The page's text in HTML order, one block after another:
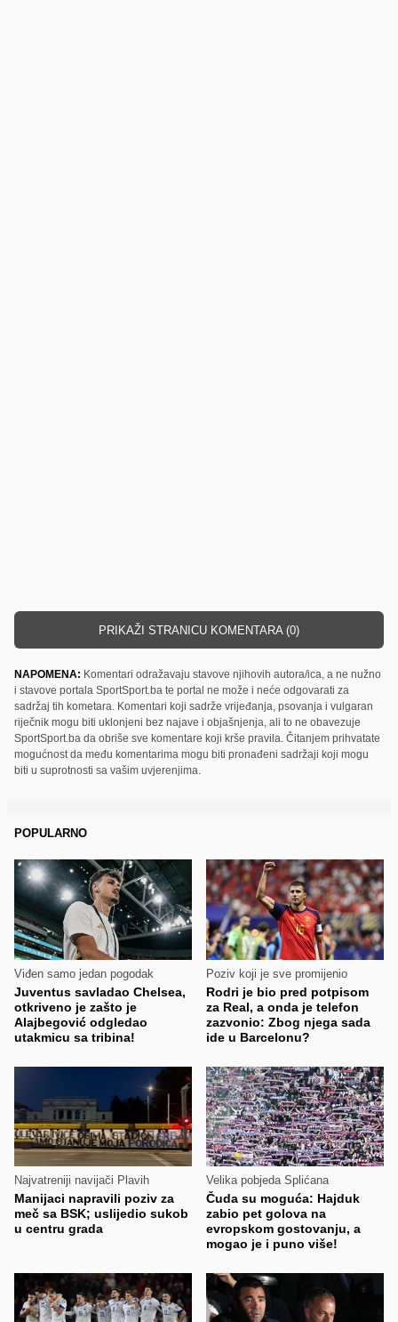
PRIKAŽI STRANICU KOMENTARA (0)
NAPOMENA: Komentari odražavaju stavove njihovih autora/ica, a ne nužno
i stavove portala SportSport.ba te portal ne može i neće odgovarati za
sadržaj tih kometara. Komentari koji sadrže vrijeđanja, psovanja i vulgaran
riječnik mogu biti uklonjeni bez najave i objašnjenja, ali to ne obavezuje
SportSport.ba da obriše sve komentare koji krše pravila. Čitanjem prihvatate
mogućnost da među komentarima mogu biti pronađeni sadržaji koji mogu
biti u suprotnosti sa vašim uvjerenjima.
POPULARNO
Viđen samo jedan pogodak
Juventus savladao Chelsea,
otkriveno je zašto je
Alajbegović odgledao
utakmicu sa tribina!
Poziv koji je sve promijenio
Rodri je bio pred potpisom
za Real, a onda je telefon
zazvonio: Zbog njega sada
ide u Barcelonu?
Najvatreniji navijači Plavih
Manijaci napravili poziv za
meč sa BSK; uslijedio sukob
u centru grada
Velika pobjeda Splićana
Čuda su moguća: Hajduk
zabio pet golova na
evropskom gostovanju, a
mogao je i puno više!